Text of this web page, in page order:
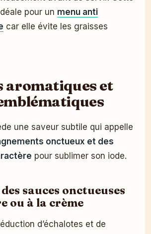
pour un menu anti
car elle évite les graisses
aromatiques et
une saveur subtile qui appelle
onctueux et des
pour sublimer son iode.
sauces onctueuses
ou à la crème
d’échalotes et de